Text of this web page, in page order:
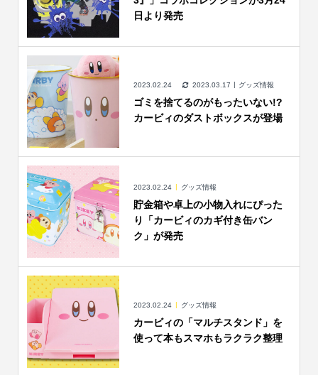
日より発売
2023.02.24 2023.03.17 グッズ情報
ゴミを捨てるのがもったいない!?
カービィのダストボックスが登場
2023.02.24 グッズ情報
貯金箱や卓上の小物入れにぴった
り「カービィのカギ付き缶バン
ク」が発売
2023.02.24 グッズ情報
カービィの「マルチスタンド」を
使って本もスマホもラクラク整理